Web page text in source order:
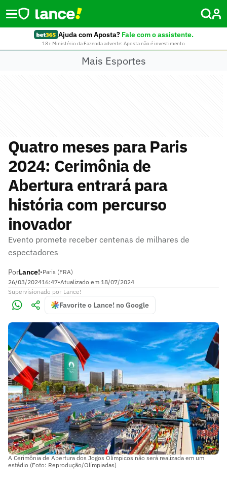
Ajuda com Aposta? Fale com o assistente.
18+ Ministério da Fazenda adverte: Aposta não é investimento
Mais Esportes
Quatro meses para Paris
2024: Cerimônia de
Abertura entrará para
história com percurso
inovador
Evento promete receber centenas de milhares de
espectadores
PorLance!•Paris (FRA)
26/03/202416:47•Atualizado em 18/07/2024
Supervisionado por Lance!
Favorite o Lance! no Google
A Cerimônia de Abertura dos Jogos Olímpicos não será realizada em um
estádio (Foto: Reprodução/Olímpiadas)